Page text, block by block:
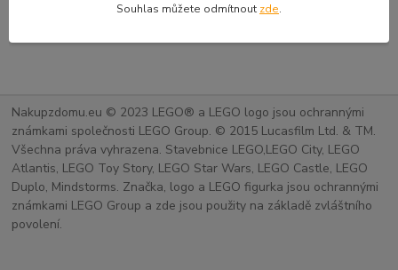
Nakupzdomu.eu © 2023 LEGO® a LEGO logo jsou ochrannými
známkami společnosti LEGO Group. © 2015 Lucasfilm Ltd. & TM.
Všechna práva vyhrazena. Stavebnice LEGO,LEGO City, LEGO
Atlantis, LEGO Toy Story, LEGO Star Wars, LEGO Castle, LEGO
Duplo, Mindstorms. Značka, logo a LEGO figurka jsou ochrannými
známkami LEGO Group a zde jsou použity na základě zvláštního
povolení.
Souhlas můžete odmítnout zde.